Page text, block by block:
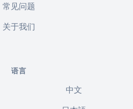
常见问题
关于我们
语言
中文